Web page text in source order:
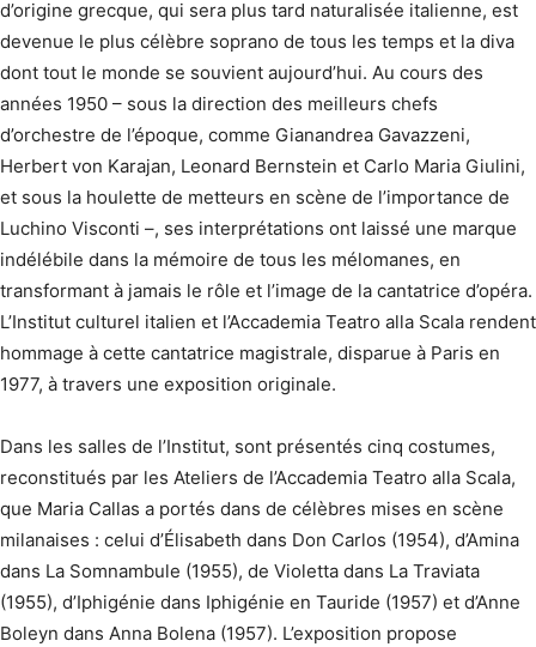
d’origine grecque, qui sera plus tard naturalisée italienne, est
devenue le plus célèbre soprano de tous les temps et la diva
dont tout le monde se souvient aujourd’hui. Au cours des
années 1950 – sous la direction des meilleurs chefs
d’orchestre de l’époque, comme Gianandrea Gavazzeni,
Herbert von Karajan, Leonard Bernstein et Carlo Maria Giulini,
et sous la houlette de metteurs en scène de l’importance de
Luchino Visconti –, ses interprétations ont laissé une marque
indélébile dans la mémoire de tous les mélomanes, en
transformant à jamais le rôle et l’image de la cantatrice d’opéra.
L’Institut culturel italien et l’Accademia Teatro alla Scala rendent
hommage à cette cantatrice magistrale, disparue à Paris en
1977, à travers une exposition originale.
Dans les salles de l’Institut, sont présentés cinq costumes,
reconstitués par les Ateliers de l’Accademia Teatro alla Scala,
que Maria Callas a portés dans de célèbres mises en scène
milanaises : celui d’Élisabeth dans Don Carlos (1954), d’Amina
dans La Somnambule (1955), de Violetta dans La Traviata
(1955), d’Iphigénie dans Iphigénie en Tauride (1957) et d’Anne
Boleyn dans Anna Bolena (1957). L’exposition propose